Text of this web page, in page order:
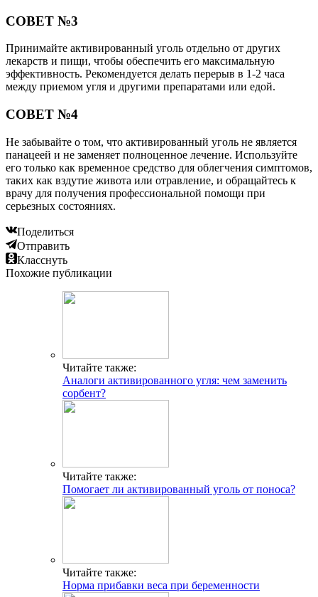
СОВЕТ №3
Принимайте активированный уголь отдельно от других
лекарств и пищи, чтобы обеспечить его максимальную
эффективность. Рекомендуется делать перерыв в 1-2 часа
между приемом угля и другими препаратами или едой.
СОВЕТ №4
Не забывайте о том, что активированный уголь не является
панацеей и не заменяет полноценное лечение. Используйте
его только как временное средство для облегчения симптомов,
таких как вздутие живота или отравление, и обращайтесь к
врачу для получения профессиональной помощи при
серьезных состояниях.
Поделиться
Отправить
Класснуть
Похожие публикации
Читайте также:
Аналоги активированного угля: чем заменить
сорбент?
Читайте также:
Помогает ли активированный уголь от поноса?
Читайте также:
Норма прибавки веса при беременности